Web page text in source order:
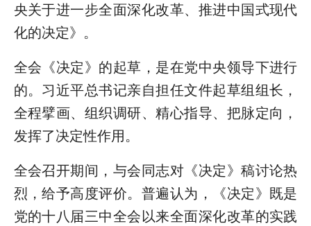
央关于进一步全面深化改革、推进中国式现代
化的决定》。
全会《决定》的起草，是在党中央领导下进行
的。习近平总书记亲自担任文件起草组组长，
全程擘画、组织调研、精心指导、把脉定向，
发挥了决定性作用。
全会召开期间，与会同志对《决定》稿讨论热
烈，给予高度评价。普遍认为，《决定》既是
党的十八届三中全会以来全面深化改革的实践